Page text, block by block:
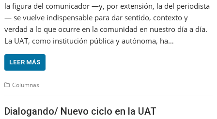
la figura del comunicador —y, por extensión, la del periodista
— se vuelve indispensable para dar sentido, contexto y
verdad a lo que ocurre en la comunidad en nuestro día a día.
La UAT, como institución pública y autónoma, ha…
LEER MÁS
Columnas
Dialogando/ Nuevo ciclo en la UAT